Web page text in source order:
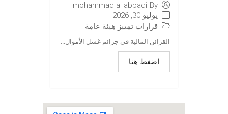
By
mohammad al abbadi
يوليو 30, 2026
قرارات تمييز هيئة عامة
القرائن المالية في جرائم غسل الأموال...
اضغط هنا